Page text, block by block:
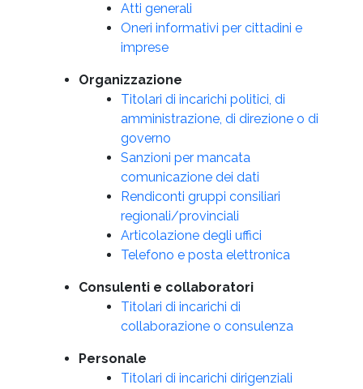
Atti generali
Oneri informativi per cittadini e
imprese
Organizzazione
Titolari di incarichi politici, di
amministrazione, di direzione o di
governo
Sanzioni per mancata
comunicazione dei dati
Rendiconti gruppi consiliari
regionali/provinciali
Articolazione degli uffici
Telefono e posta elettronica
Consulenti e collaboratori
Titolari di incarichi di
collaborazione o consulenza
Personale
Titolari di incarichi dirigenziali